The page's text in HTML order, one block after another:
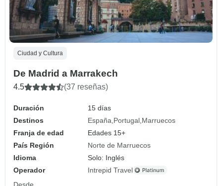
Ciudad y Cultura
De Madrid a Marrakech
4.5 (37 reseñas)
Duración
15 días
Destinos
España Portugal Marruecos
Franja de edad
Edades 15+
País Región
Norte de Marruecos
Idioma
Solo: Inglés
Operador
Intrepid Travel
Desde